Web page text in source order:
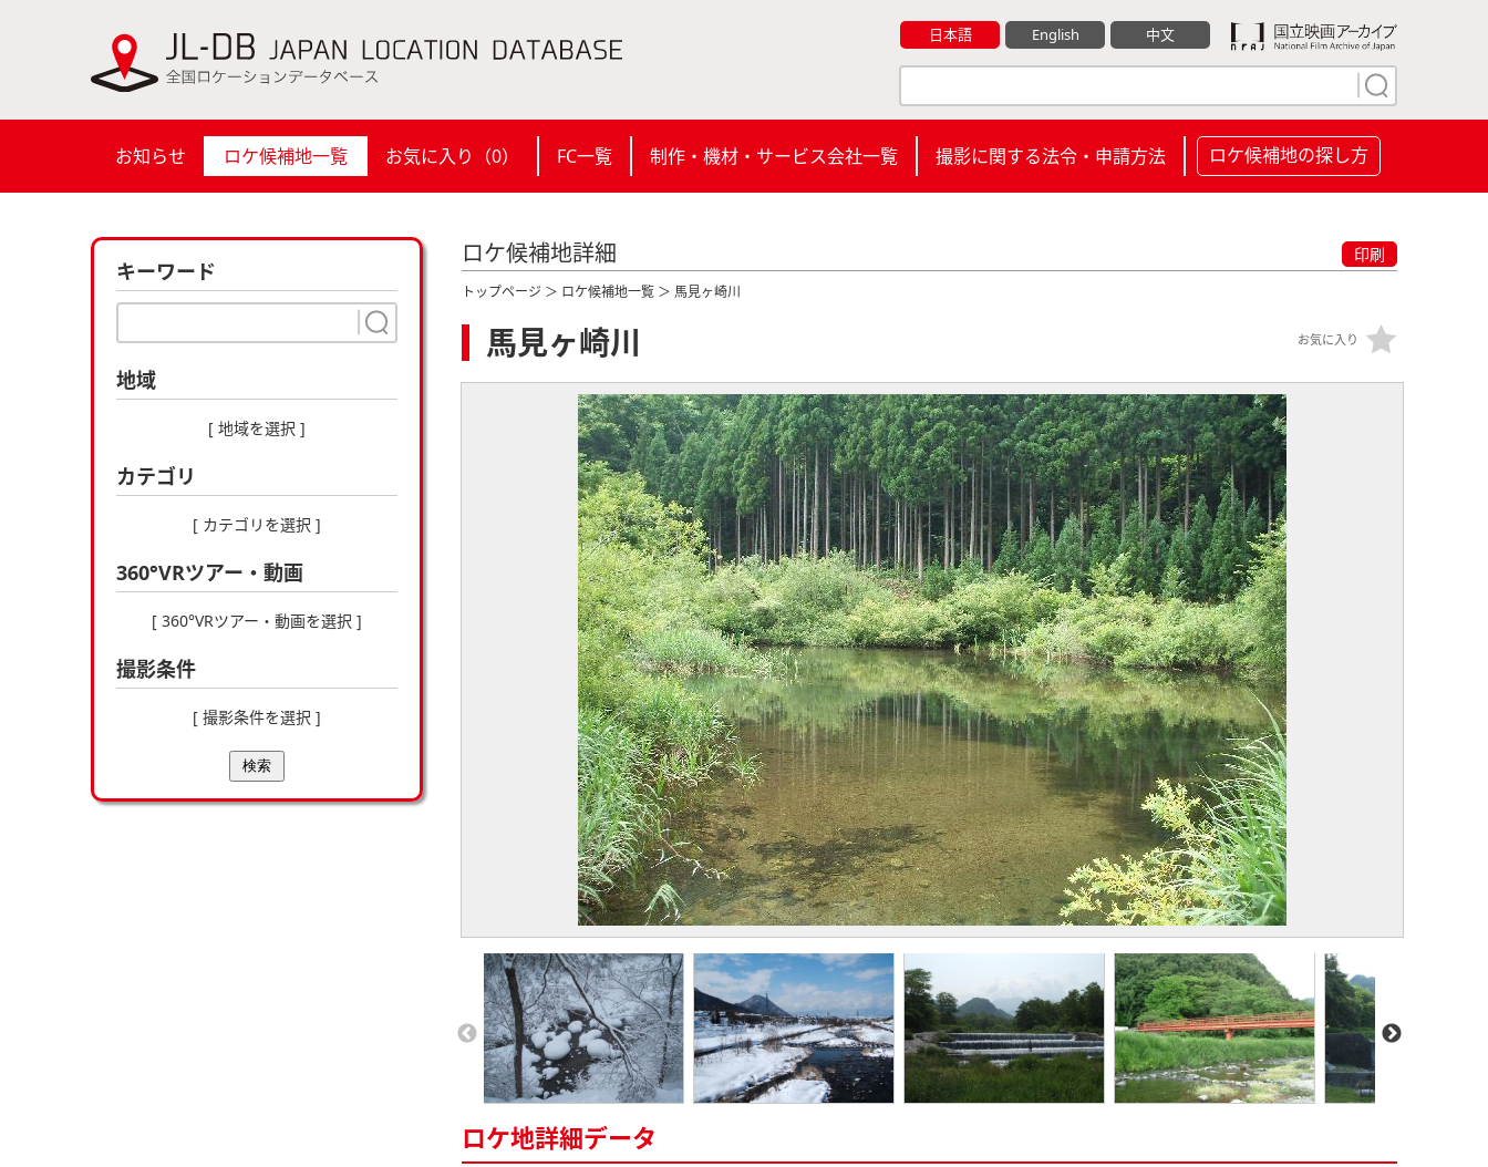
日本語 English 中文
お知らせ ロケ候補地一覧 お気に入り（0） FC一覧 制作・機材・サービス会社一覧 撮影に関する法令・申請方法 ロケ候補地の探し方
キーワード
地域
[ 地域を選択 ]
カテゴリ
[ カテゴリを選択 ]
360°VRツアー・動画
[ 360°VRツアー・動画を選択 ]
撮影条件
[ 撮影条件を選択 ]
検索
ロケ候補地詳細 印刷
トップページ ＞ ロケ候補地一覧 ＞ 馬見ヶ崎川
馬見ヶ崎川 お気に入り
ロケ地詳細データ